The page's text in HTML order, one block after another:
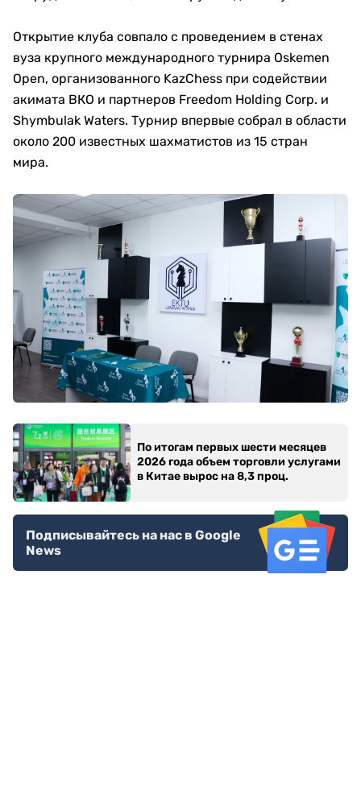
Открытие клуба совпало с проведением в стенах
вуза крупного международного турнира Oskemen
Open, организованного KazChess при содействии
акимата ВКО и партнеров Freedom Holding Corp. и
Shymbulak Waters. Турнир впервые собрал в области
около 200 известных шахматистов из 15 стран
мира.
По итогам первых шести месяцев
2026 года объем торговли услугами
в Китае вырос на 8,3 проц.
Подписывайтесь на нас в Google
News